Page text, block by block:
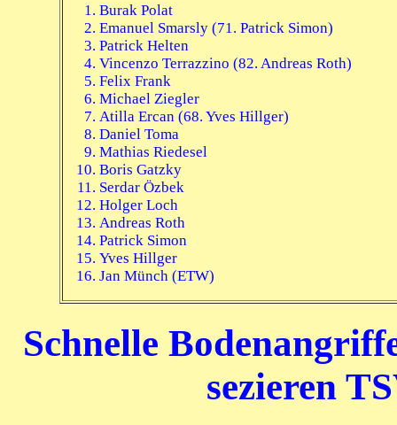
Burak Polat
Emanuel Smarsly (71. Patrick Simon)
Patrick Helten
Vincenzo Terrazzino (82. Andreas Roth)
Felix Frank
Michael Ziegler
Atilla Ercan (68. Yves Hillger)
Daniel Toma
Mathias Riedesel
Boris Gatzky
Serdar Özbek
Holger Loch
Andreas Roth
Patrick Simon
Yves Hillger
Jan Münch (ETW)
Schnelle
sezieren